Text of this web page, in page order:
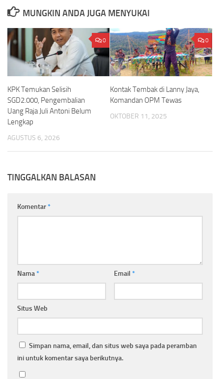
MUNGKIN ANDA JUGA MENYUKAI
0
KPK Temukan Selisih
SGD2.000, Pengembalian
Uang Raja Juli Antoni Belum
Lengkap
AGUSTUS 6, 2026
0
Kontak Tembak di Lanny Jaya,
Komandan OPM Tewas
OKTOBER 11, 2025
TINGGALKAN BALASAN
Komentar*
Nama* Email *
Situs Web
Simpan nama, email, dan situs web saya pada peramban
ini untuk komentar saya berikutnya.